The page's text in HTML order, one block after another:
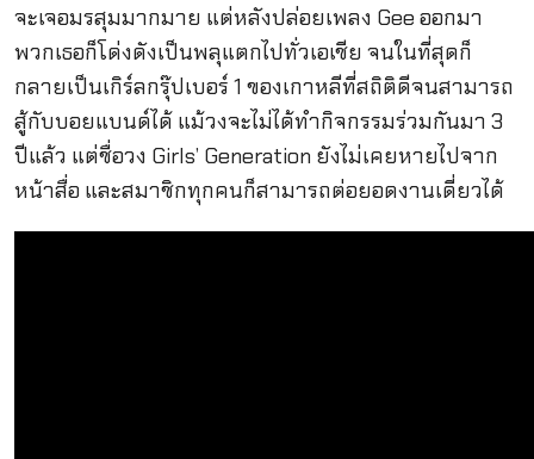
จะเจอมรสุมมากมาย แต่หลังปล่อยเพลง Gee ออกมา
พวกเธอก็โด่งดังเป็นพลุแตกไปทั่วเอเชีย จนในที่สุดก็
กลายเป็นเกิร์ลกรุ๊ปเบอร์ 1 ของเกาหลีที่สถิติดีจนสามารถ
สู้กับบอยแบนด์ได้ แม้วงจะไม่ได้ทำกิจกรรมร่วมกันมา 3
ปีแล้ว แต่ชื่อวง Girls’ Generation ยังไม่เคยหายไปจาก
หน้าสื่อ และสมาชิกทุกคนก็สามารถต่อยอดงานเดี่ยวได้